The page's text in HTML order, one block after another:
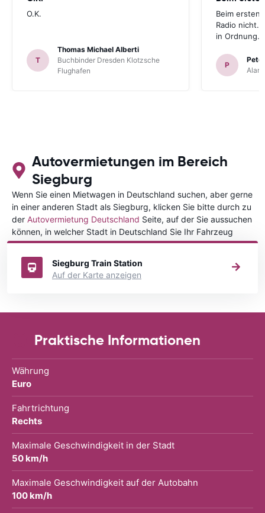
O.K.
T
Thomas Michael Alberti
Buchbinder Dresden Klotzsche
Flughafen
Beim ersten
Radio nicht.
in Ordnung.
P
Autovermietungen im Bereich
Siegburg
Wenn Sie einen Mietwagen in Deutschland suchen, aber gerne
in einer anderen Stadt als Siegburg, klicken Sie bitte durch zu
der Autovermietung Deutschland Seite, auf der Sie aussuchen
können, in welcher Stadt in Deutschland Sie Ihr Fahrzeug
mieten wollen.
Siegburg Train Station
Auf der Karte anzeigen
Praktische Informationen
Währung
Euro
Fahrtrichtung
Rechts
Maximale Geschwindigkeit in der Stadt
50 km/h
Maximale Geschwindigkeit auf der Autobahn
100 km/h